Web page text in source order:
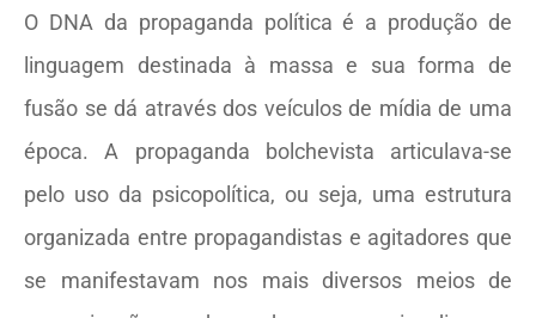
O DNA da propaganda política é a produção de
linguagem destinada à massa e sua forma de
fusão se dá através dos veículos de mídia de uma
época. A propaganda bolchevista articulava-se
pelo uso da psicopolítica, ou seja, uma estrutura
organizada entre propagandistas e agitadores que
se manifestavam nos mais diversos meios de